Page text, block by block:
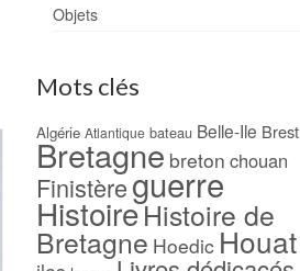
Objets
Mots clés
Algérie Atlantique bateau Belle-Ile Brest
Bretagne breton chouan
Finistèreguerre
HistoireHistoire de
Bretagne Hoedic Houat